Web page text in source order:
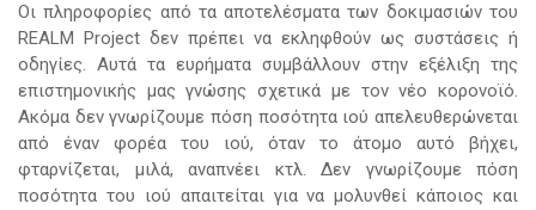
Οι πληροφορίες από τα αποτελέσματα των δοκιμασιών του
REALM Project δεν πρέπει να εκληφθούν ως συστάσεις ή
οδηγίες. Αυτά τα ευρήματα συμβάλλουν στην εξέλιξη της
επιστημονικής μας γνώσης σχετικά με τον νέο κορονοϊό.
Ακόμα δεν γνωρίζουμε πόση ποσότητα ιού απελευθερώνεται
από έναν φορέα του ιού, όταν το άτομο αυτό βήχει,
φταρνίζεται, μιλά, αναπνέει κτλ. Δεν γνωρίζουμε πόση
ποσότητα του ιού απαιτείται για να μολυνθεί κάποιος και